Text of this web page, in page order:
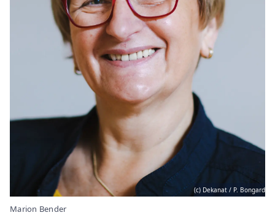
(c) Dekanat / P. Bongard
Marion Bender